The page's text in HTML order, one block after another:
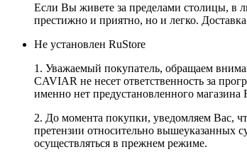
Если Вы живете за пределами столицы, в
престижно и приятно, но и легко.
Не установлен RuStore
1. Уважаемый покупатель, обращаем
CAVIAR не несет ответственность за
именно нет предустановленного
2. До момента покупки, уведомляем Вас,
претензии относительно вышеуказанных
осуществляться в прежнем режиме.